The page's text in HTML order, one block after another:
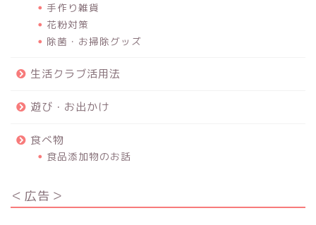
手作り雑貨
花粉対策
除菌・お掃除グッズ
生活クラブ活用法
遊び・お出かけ
食べ物
食品添加物のお話
＜広告＞